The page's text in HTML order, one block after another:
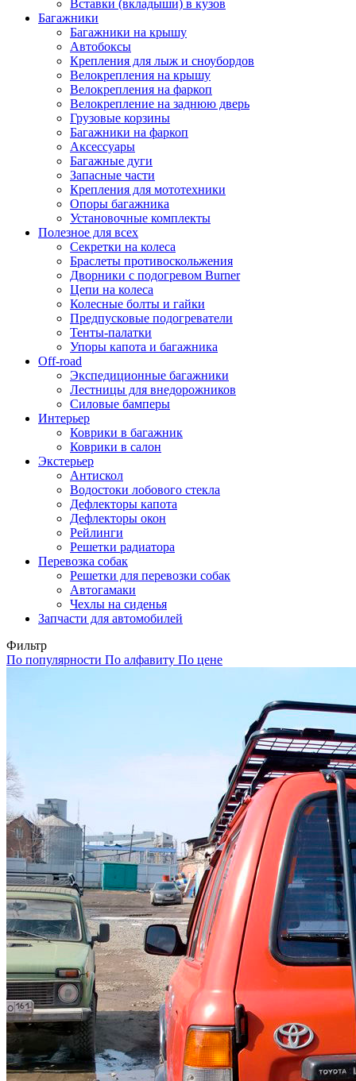
Вставки (вкладыши) в кузов
Багажники
Багажники на крышу
Автобоксы
Крепления для лыж и сноубордов
Велокрепления на крышу
Велокрепления на фаркоп
Велокрепление на заднюю дверь
Грузовые корзины
Багажники на фаркоп
Аксессуары
Багажные дуги
Запасные части
Крепления для мототехники
Опоры багажника
Установочные комплекты
Полезное для всех
Секретки на колеса
Браслеты противоскольжения
Дворники с подогревом Burner
Цепи на колеса
Колесные болты и гайки
Предпусковые подогреватели
Тенты-палатки
Упоры капота и багажника
Off-road
Экспедиционные багажники
Лестницы для внедорожников
Силовые бамперы
Интерьер
Коврики в багажник
Коврики в салон
Экстерьер
Антискол
Водостоки лобового стекла
Дефлекторы капота
Дефлекторы окон
Рейлинги
Решетки радиатора
Перевозка собак
Решетки для перевозки собак
Автогамаки
Чехлы на сиденья
Запчасти для автомобилей
Фильтр
По популярности По алфавиту По цене